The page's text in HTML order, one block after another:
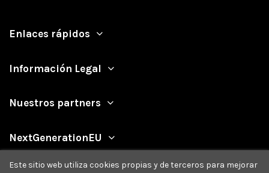
Enlaces rápidos
Información Legal
Nuestros partners
NextGenerationEU
Este sitio web utiliza cookies propias y de terceros para mejorar